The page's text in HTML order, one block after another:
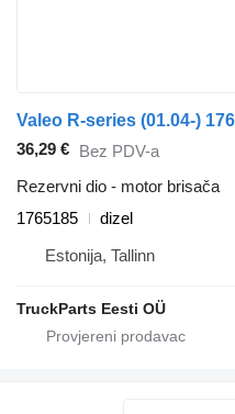
36,29 € Bez PDV-a
Rezervni dio - motor brisača
1765185
dizel
Estonija, Tallinn
TruckParts Eesti OÜ